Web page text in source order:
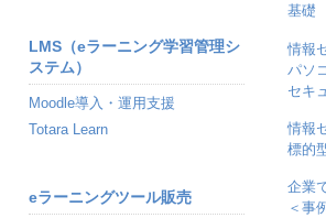
LMS（eラーニング学習管理シ
ステム）
Moodle導入・運用支援
Totara Learn
eラーニングツール販売
基礎
情報
パソ
セキ
情報
標的
企業
＜事